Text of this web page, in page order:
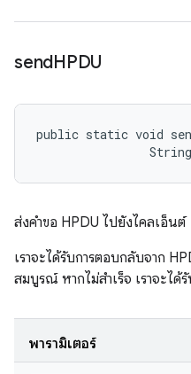
sendHPDU
public static void
ส่งคำขอ HPDU ไปยังไคลเอ็นต์
เราจะได้รับการตอบกลับจาก
สมบูรณ์ หากไม่สำเร็จ เราจะได้
พารามิเตอร์